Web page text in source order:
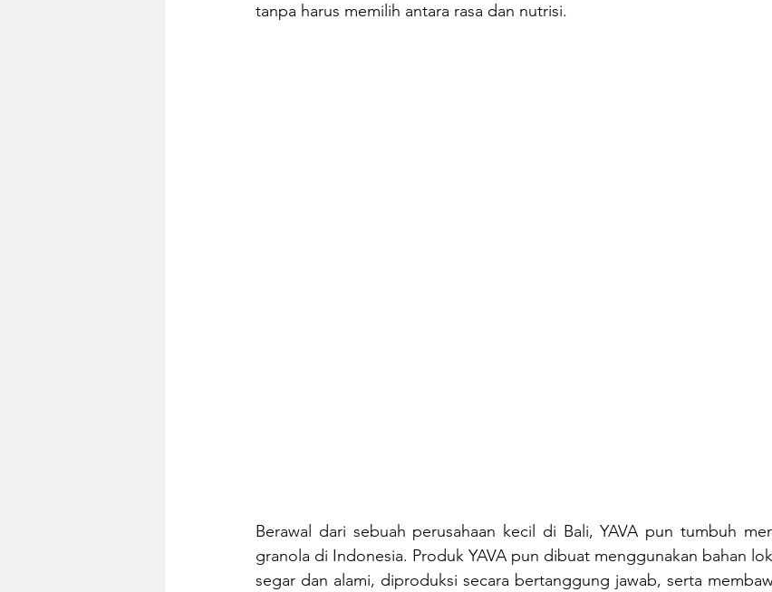
tanpa harus memilih antara rasa dan nutrisi.
Berawal dari sebuah perusahaan kecil di Bali, YAVA pun tumbuh
granola di Indonesia. Produk YAVA pun dibuat menggunakan bahan
segar dan alami, diproduksi secara bertanggung jawab, serta